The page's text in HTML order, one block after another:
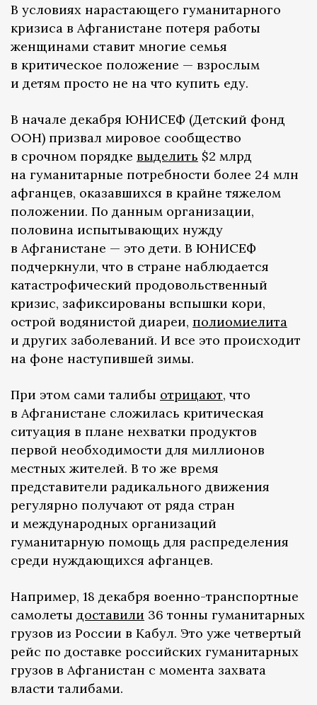
В условиях нарастающего гуманитарного
кризиса в Афганистане потеря работы
женщинами ставит многие семья
в критическое положение — взрослым
и детям просто не на что купить еду.
В начале декабря ЮНИСЕФ (Детский фонд
ООН) призвал мировое сообщество
в срочном порядке выделить $2 млрд
на гуманитарные потребности более 24 млн
афганцев, оказавшихся в крайне тяжелом
положении. По данным организации,
половина испытывающих нужду
в Афганистане — это дети. В ЮНИСЕФ
подчеркнули, что в стране наблюдается
катастрофический продовольственный
кризис, зафиксированы вспышки кори,
острой водянистой диареи, полиомиелита
и других заболеваний. И все это происходит
на фоне наступившей зимы.
При этом сами талибы отрицают, что
в Афганистане сложилась критическая
ситуация в плане нехватки продуктов
первой необходимости для миллионов
местных жителей. В то же время
представители радикального движения
регулярно получают от ряда стран
и международных организаций
гуманитарную помощь для распределения
среди нуждающихся афганцев.
Например, 18 декабря военно-транспортные
самолеты доставили 36 тонны гуманитарных
грузов из России в Кабул. Это уже четвертый
рейс по доставке российских гуманитарных
грузов в Афганистан с момента захвата
власти талибами.